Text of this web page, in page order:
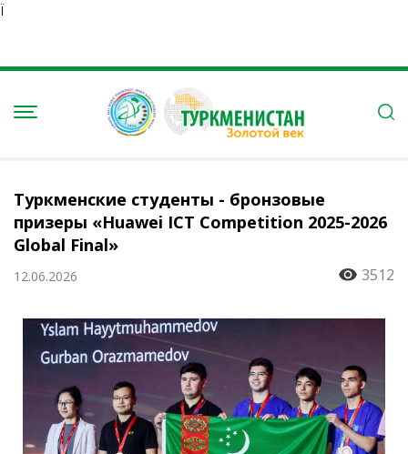
Ï
Туркменские студенты - бронзовые
призеры «Huawei ICT Competition 2025-2026
Global Final»
12.06.2026 3512